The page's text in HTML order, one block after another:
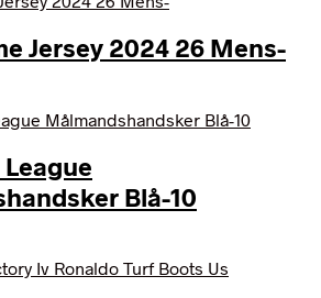
Jersey 2024 26 Mens-
Blå-10